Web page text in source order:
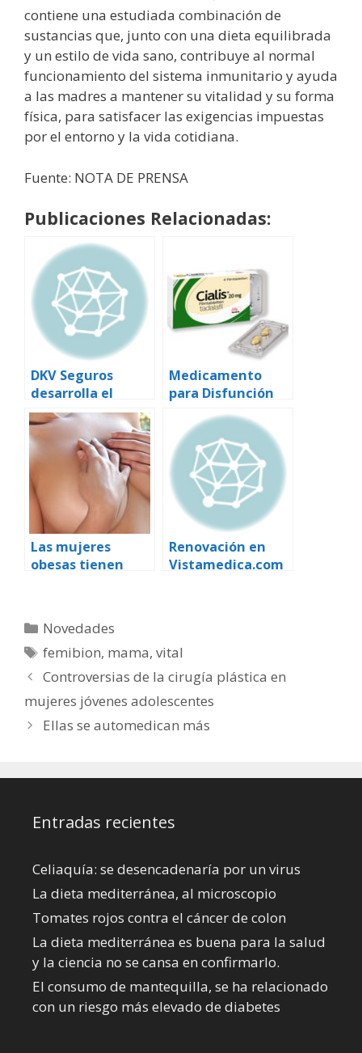
contiene una estudiada combinación de
sustancias que, junto con una dieta equilibrada
y un estilo de vida sano, contribuye al normal
funcionamiento del sistema inmunitario y ayuda
a las madres a mantener su vitalidad y su forma
física, para satisfacer las exigencias impuestas
por el entorno y la vida cotidiana.
Fuente: NOTA DE PRENSA
Publicaciones Relacionadas:
DKV Seguros
desarrolla el
primer álbum del
embarazo en
Facebook
Medicamento
para Disfunción
Eréctil, el más
vendido del
mercado
farmacéutico
Las mujeres
obesas tienen
Renovación en
Vistamedica.com
Categorías
Novedades
Etiquetas
femibion, mama,vital
Controversias de la cirugía plástica en
mujeres jóvenes adolescentes
Ellas se automedican más
Entradas recientes
Celiaquía: se desencadenaría por un virus
La dieta mediterránea, al microscopio
Tomates rojos contra el cáncer de colon
La dieta mediterránea es buena para la salud
y la ciencia no se cansa en confirmarlo.
El consumo de mantequilla, se ha relacionado
con un riesgo más elevado de diabetes